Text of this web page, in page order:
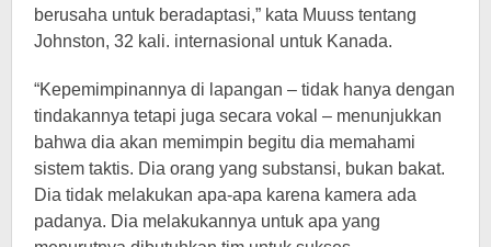
berusaha untuk beradaptasi,” kata Muuss tentang
Johnston, 32 kali. internasional untuk Kanada.
“Kepemimpinannya di lapangan – tidak hanya dengan
tindakannya tetapi juga secara vokal – menunjukkan
bahwa dia akan memimpin begitu dia memahami
sistem taktis. Dia orang yang substansi, bukan bakat.
Dia tidak melakukan apa-apa karena kamera ada
padanya. Dia melakukannya untuk apa yang